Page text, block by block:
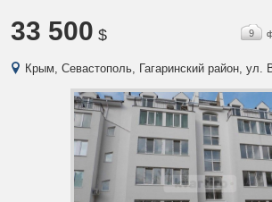
33 500 $ 9
Крым, Севастополь, Гагаринский район, ул.